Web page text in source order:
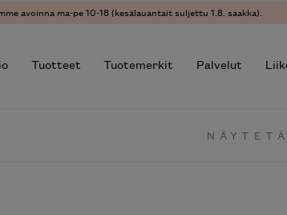
avoinna ma-pe 10-18 (kesälauantait suljettu 1.8. saakka).
Tuotteet Tuotemerkit Palvelut